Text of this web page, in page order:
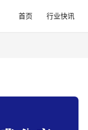
首页 行业快讯